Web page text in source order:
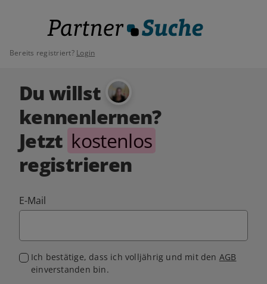
Bereits registriert? Login
Du willst
kennenlernen?
Jetzt kostenlos
registrieren
E-Mail
Ich bestätige, dass ich volljährig und mit den AGB
einverstanden bin.